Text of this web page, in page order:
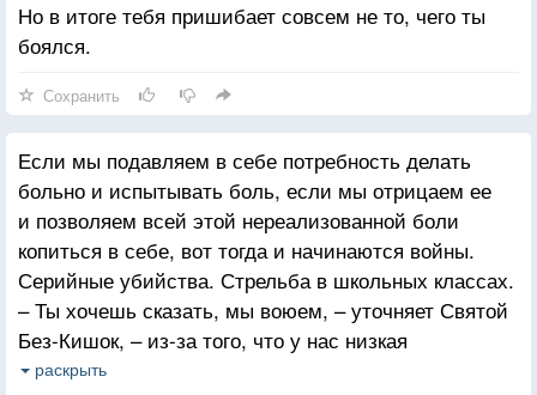
Но в итоге тебя пришибает совсем не то, чего ты
боялся.
Сохранить
Если мы подавляем в себе потребность делать
больно и испытывать боль, если мы отрицаем ее
и позволяем всей этой нереализованной боли
копиться в себе, вот тогда и начинаются войны.
Серийные убийства. Стрельба в школьных классах.
– Ты хочешь сказать, мы воюем, – уточняет Святой
Без-Кишок, – из-за того, что у нас низкая
сопротивляемость к скуке?
раскрыть